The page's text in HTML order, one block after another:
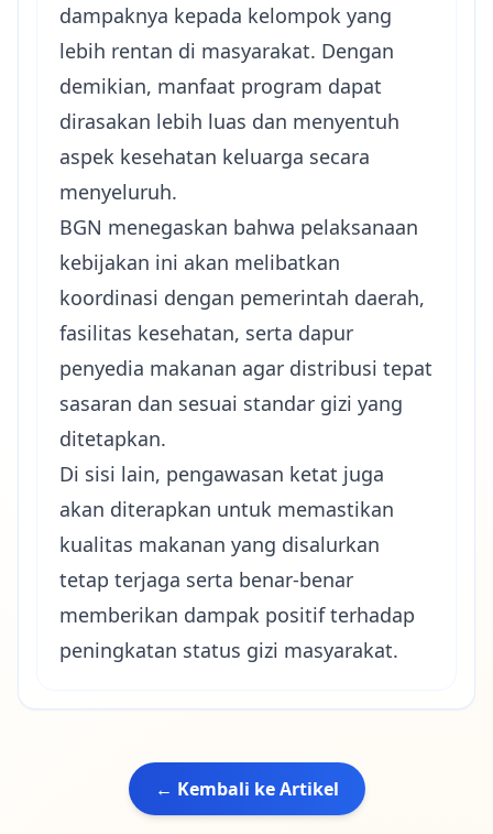
dampaknya kepada kelompok yang
lebih rentan di masyarakat. Dengan
demikian, manfaat program dapat
dirasakan lebih luas dan menyentuh
aspek kesehatan keluarga secara
menyeluruh.
BGN menegaskan bahwa pelaksanaan
kebijakan ini akan melibatkan
koordinasi dengan pemerintah daerah,
fasilitas kesehatan, serta dapur
penyedia makanan agar distribusi tepat
sasaran dan sesuai standar gizi yang
ditetapkan.
Di sisi lain, pengawasan ketat juga
akan diterapkan untuk memastikan
kualitas makanan yang disalurkan
tetap terjaga serta benar-benar
memberikan dampak positif terhadap
peningkatan status gizi masyarakat.
← Kembali ke Artikel